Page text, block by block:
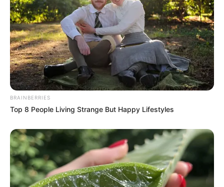
BRAINBERRIES
Top 8 People Living Strange But Happy Lifestyles